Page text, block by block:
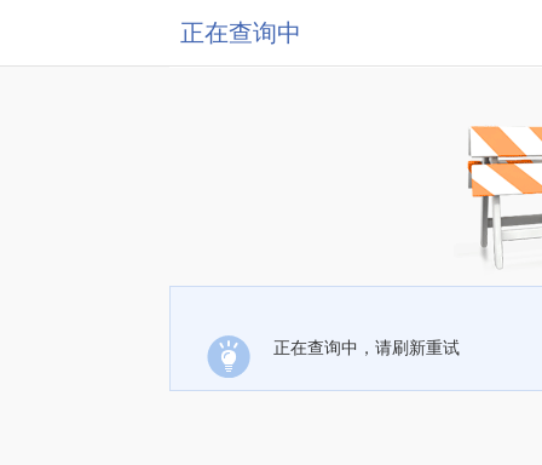
正在查询中
正在查询中，请刷新重试